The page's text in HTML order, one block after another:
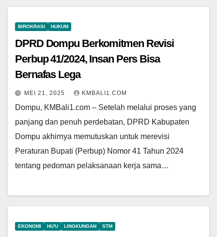
BIROKRASI HUKUM
DPRD Dompu Berkomitmen Revisi
Perbup 41/2024, Insan Pers Bisa
Bernafas Lega
MEI 21, 2025 KMBALI1.COM
Dompu, KMBali1.com – Setelah melalui proses yang
panjang dan penuh perdebatan, DPRD Kabupaten
Dompu akhirnya memutuskan untuk merevisi
Peraturan Bupati (Perbup) Nomor 41 Tahun 2024
tentang pedoman pelaksanaan kerja sama…
EKONOMI HU'U LINGKUNGAN STM